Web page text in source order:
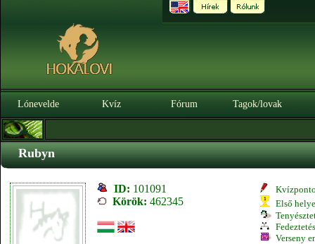
Lónevelde Kvíz Fórum Tagok/lovak
Rubyn
ID: 101091
Körök: 462345
Első
Verseny